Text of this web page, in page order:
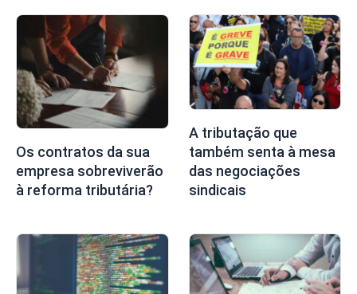
Os contratos da sua
empresa sobreviverão
à reforma tributária?
A tributação que
também senta à mesa
das negociações
sindicais